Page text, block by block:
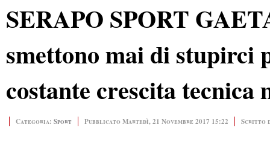
SERAPO SPORT
smettono mai di stupirci
costante crescita
Categoria: Sport Pubblicato Martedì, 21 Novembre 2017 15:22 Scritto